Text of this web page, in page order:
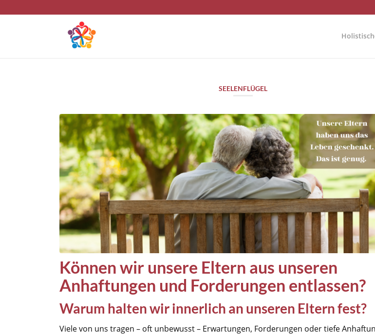
SEELENFLÜGEL
Können wir unsere Eltern aus unseren
Anhaftungen und Forderungen entlassen?
Warum halten wir innerlich an unseren Eltern fest?
Viele von uns tragen – oft unbewusst – Erwartungen, Forderungen oder tiefe